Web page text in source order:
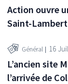
Action ouvre
Saint-Lambert
Général 16
L’ancien site
l’arrivée de